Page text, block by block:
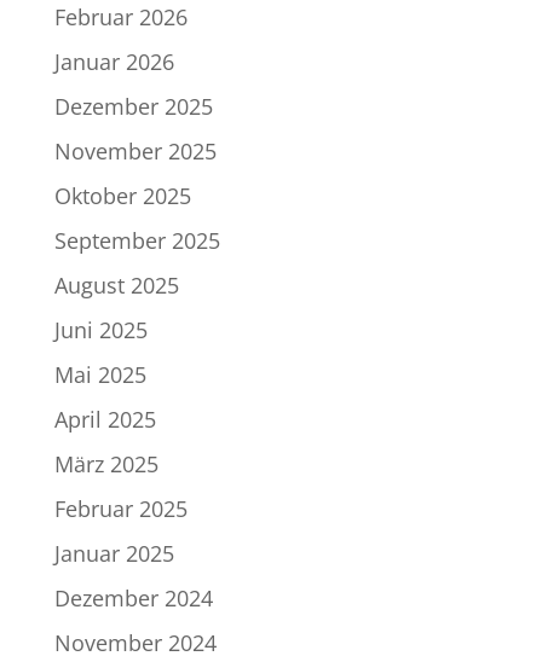
Februar 2026
Januar 2026
Dezember 2025
November 2025
Oktober 2025
September 2025
August 2025
Juni 2025
Mai 2025
April 2025
März 2025
Februar 2025
Januar 2025
Dezember 2024
November 2024